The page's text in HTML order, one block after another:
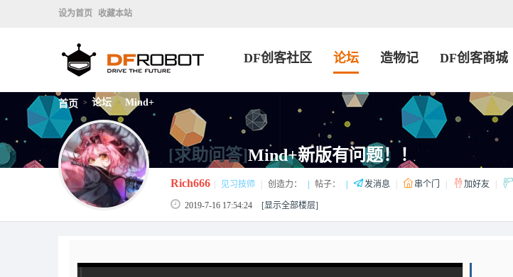
设为首页 收藏本站
DF创客社区 论坛 造物记 DF创客商城
首页 > 论坛 > Mind+
[求助问答]Mind+新版有问题！！
Rich666 见习技师 创造力： 帖子： 发消息 串个门 加好友
2019-7-16 17:54:24 [显示全部楼层]